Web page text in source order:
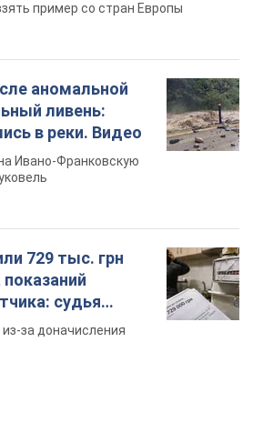
пример со стран Европы
аномальной
ливень:
в реки. Видео
Ивано-Франковскую
729 тыс. грн
показаний
судья
решение
за доначисления